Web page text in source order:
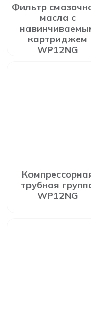
Фильтр
масла с
картриджем
WP12NG
трубная
WP12NG